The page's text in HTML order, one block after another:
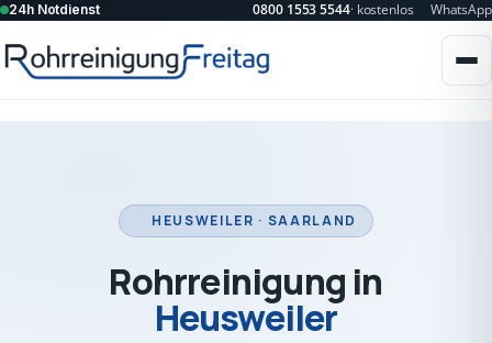
24h Notdienst 0800 1553 5544· kostenlos WhatsApp
HEUSWEILER · SAARLAND
Rohrreinigung in
Heusweiler